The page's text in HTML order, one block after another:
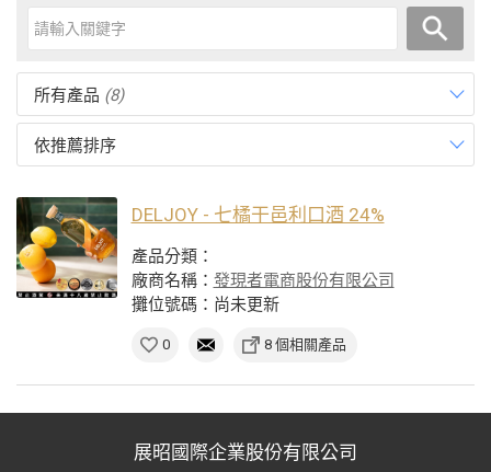
所有產品 (8)
依推薦排序
DELJOY - 七橘干邑利口酒 24%
產品分類：
廠商名稱： 發現者電商股份有限公司
攤位號碼：尚未更新
0 8 個相關產品
展昭國際企業股份有限公司